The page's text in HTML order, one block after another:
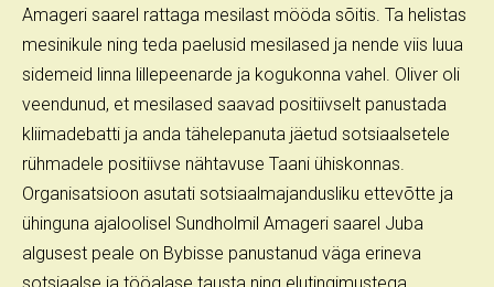
Amageri saarel rattaga mesilast mööda sõitis. Ta helistas
mesinikule ning teda paelusid mesilased ja nende viis luua
sidemeid linna lillepeenarde ja kogukonna vahel. Oliver oli
veendunud, et mesilased saavad positiivselt panustada
kliimadebatti ja anda tähelepanuta jäetud sotsiaalsetele
rühmadele positiivse nähtavuse Taani ühiskonnas.
Organisatsioon asutati sotsiaalmajandusliku ettevõtte ja
ühinguna ajaloolisel Sundholmil Amageri saarel Juba
algusest peale on Bybisse panustanud väga erineva